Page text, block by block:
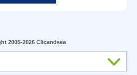
2005-2026 Clicandsea